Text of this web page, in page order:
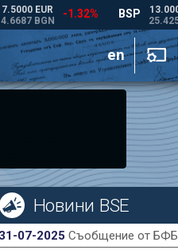
en
Новини BSE
31-07-2025 Съобщение от БФБ